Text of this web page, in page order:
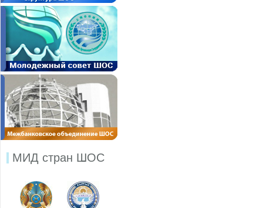
МИД стран ШОС